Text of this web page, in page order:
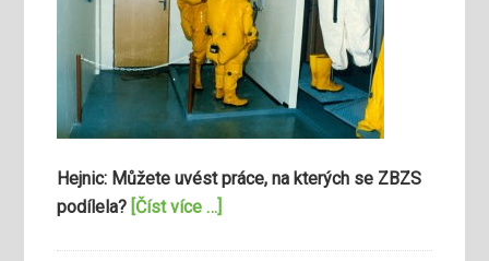
Hejnic: Můžete uvést práce, na kterých se ZBZS
podílela? [Číst více …]